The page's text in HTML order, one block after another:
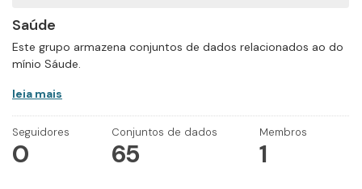
Saúde
Este grupo armazena conjuntos de dados relacionados ao do
mínio Sáude.
leia mais
Seguidores
0
Conjuntos de dados
65
Membros
1